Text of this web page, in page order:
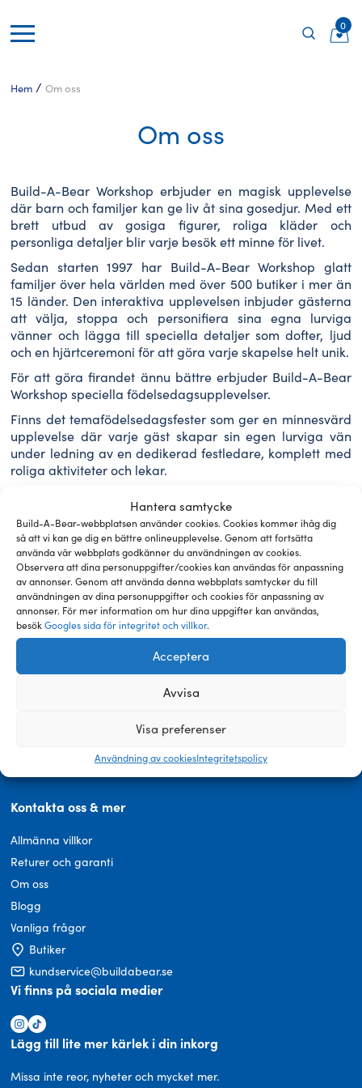
Hantera samtycke
Build-A-Bear-webbplatsen använder cookies. Cookies kommer ihåg dig
så att vi kan ge dig en bättre onlineupplevelse. Genom att fortsätta
använda vår webbplats godkänner du användningen av cookies.
Observera att dina personuppgifter/cookies kan användas för anpassning
av annonser. Genom att använda denna webbplats samtycker du till
användningen av dina personuppgifter och cookies för anpassning av
annonser. För mer information om hur dina uppgifter kan användas,
besök Googles sida för integritet och villkor.
Acceptera
Avvisa
Visa preferenser
Användning av cookiesIntegritetspolicy
0
Hem / Om oss
Om oss
Build-A-Bear Workshop erbjuder en magisk upplevelse
där barn och familjer kan ge liv åt sina gosedjur. Med ett
brett utbud av gosiga figurer, roliga kläder och
personliga detaljer blir varje besök ett minne för livet.
Sedan starten 1997 har Build-A-Bear Workshop glatt
familjer över hela världen med över 500 butiker i mer än
15 länder. Den interaktiva upplevelsen inbjuder gästerna
att välja, stoppa och personifiera sina egna lurviga
vänner och lägga till speciella detaljer som dofter, ljud
och en hjärtceremoni för att göra varje skapelse helt unik.
För att göra firandet ännu bättre erbjuder Build-A-Bear
Workshop speciella födelsedagsupplevelser.
Finns det temafödelsedagsfester som ger en minnesvärd
upplevelse där varje gäst skapar sin egen lurviga vän
under ledning av en dedikerad festledare, komplett med
roliga aktiviteter och lekar.
med XS Leksaker. Build-A-Bear Workshop finns som en
fristående butik i Gallerian Stockholm samt som shop-in-
shop inne i XS Leksaker-butikerna i Westfield Mall of
Scandinavia och Westfield Täby Centrum.
Kom och skapa något speciellt tillsammans med oss!
Kontakta oss & mer
Allmänna villkor
Returer och garanti
Om oss
Blogg
Vanliga frågor
Butiker
kundservice@buildabear.se
Vi finns på sociala medier
Lägg till lite mer kärlek i din inkorg
Missa inte reor, nyheter och mycket mer.